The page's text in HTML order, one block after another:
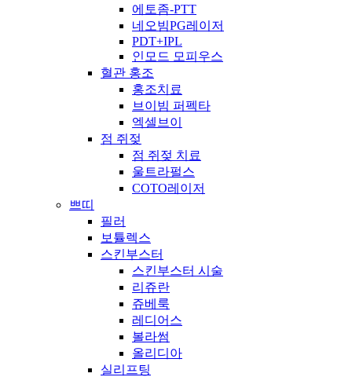
에토좀-PTT
네오빔PG레이저
PDT+IPL
인모드 모피우스
혈관 홍조
홍조치료
브이빔 퍼펙타
엑셀브이
점 쥐젖
점 쥐젖 치료
울트라펄스
COTO레이저
쁘띠
필러
보튤렉스
스킨부스터
스킨부스터 시술
리쥬란
쥬베룩
레디어스
볼라썸
올리디아
실리프팅